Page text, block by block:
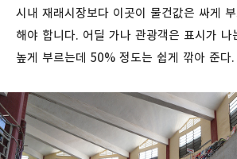
시내 재래시장보다 이곳이 물건값은 싸게
해야 합니다. 어딜 가나 관광객은 표시가 나
높게 부르는데 50% 정도는 쉽게 깎아 준다.